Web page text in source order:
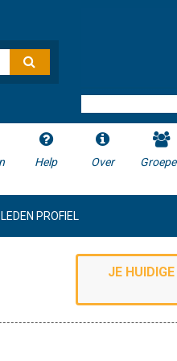
Help Over
PROFIEL
JE